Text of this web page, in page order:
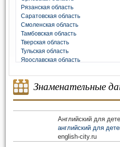
Рязанская область
Саратовская область
Смоленская область
Тамбовская область
Тверская область
Тульская область
Ярославская область
Знаменательные
Английский для
английский для
english-city.ru